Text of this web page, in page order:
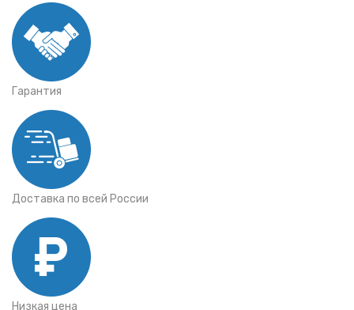
Гарантия
Доставка по всей России
Низкая цена